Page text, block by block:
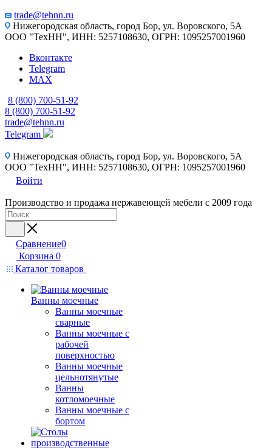
trade@tehnn.ru
Нижегородская область, город Бор, ул. Воровского, 5А
ООО "ТехНН", ИНН: 5257108630, ОГРН: 1095257001960
Вконтакте
Telegram
MAX
8 (800) 700-51-92
8 (800) 700-51-92
trade@tehnn.ru
Telegram
Нижегородская область, город Бор, ул. Воровского, 5А
ООО "ТехНН", ИНН: 5257108630, ОГРН: 1095257001960
Войти
Производство и продажа нержавеющей мебели с 2009 года
Сравнение0
Корзина 0
Каталог товаров
Ванны моечные
Ванны моечные
сварные
Ванны моечные с
рабочей
поверхностью
Ванны моечные
цельнотянутые
Ванны
котломоечные
Ванны моечные с
бортом